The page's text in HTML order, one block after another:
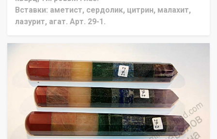
Вставки: аметист, сердолик, цитрин, малахит,
лазурит, агат. Арт. 29-1.